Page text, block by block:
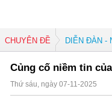
CHUYÊN ĐỀ DIỄN ĐÀN -
Củng cố niềm tin
Thứ sáu, ngày 07-11-2025